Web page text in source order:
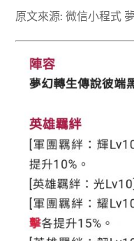
原文來源: 微信小程式